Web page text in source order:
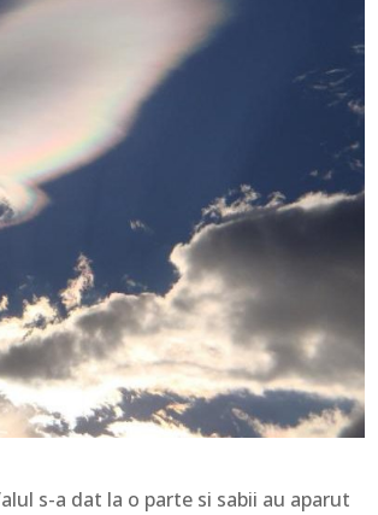
s-a dat la o parte si sabii au aparut